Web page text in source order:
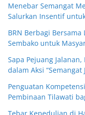
Menebar Semangat
Salurkan Insentif
BRN Berbagi
Sembako untuk
Sapa Pejuang
dalam Aksi “Semangat
Penguatan
Pembinaan Tilawati